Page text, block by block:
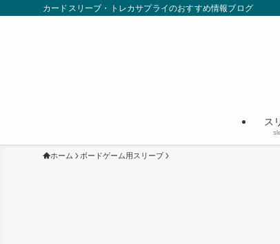
カードスリーブ・トレカサプライのおすすめ情報ブログ
ス
ホーム ボードゲーム用スリーブ